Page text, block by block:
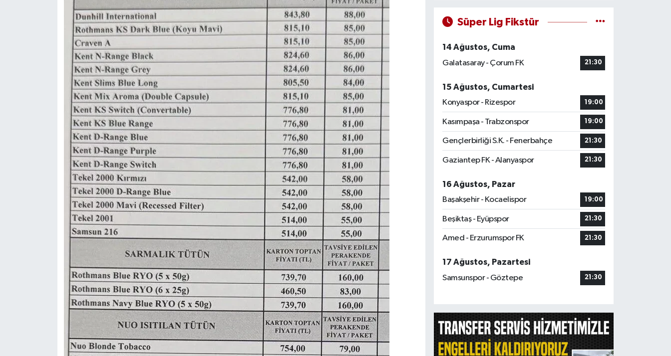
Süper Lig Fikstür
14 Ağustos, Cuma
Galatasaray - Çorum FK
21:30
15 Ağustos, Cumartesi
Konyaspor - Rizespor
19:00
Kasımpaşa - Trabzonspor 19:00
Gençlerbirliği S.K. - Fenerbahçe 21:30
Gaziantep FK - Alanyaspor 21:30
16 Ağustos, Pazar
Başakşehir - Kocaelispor
19:00
Beşiktaş - Eyüpspor 21:30
Amed - Erzurumspor FK 21:30
17 Ağustos, Pazartesi
Samsunspor - Göztepe
21:30